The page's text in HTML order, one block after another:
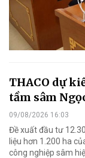
THACO dự
tầm sâm
09/08/2026 16:03
Đề xuất đầu tư
liệu hơn 1.200 ha
công nghiệp sâm